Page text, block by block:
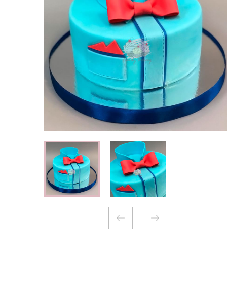
Детские торты
Вкусные торты для мальчиков и
девочек
Кексы с индивидуальным оформлением
Корпоративные торты
Торты на корпоратив компании
Специальные торты
Низкокалорийные и безглютеновые
КЛЮКВА В ШОКОЛАДЕ